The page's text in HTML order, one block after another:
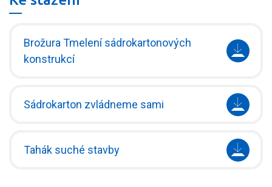
Brožura Tmelení sádrokartonových
konstrukcí
Sádrokarton zvládneme sami
Tahák suché stavby